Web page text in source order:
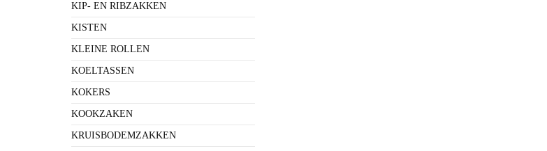
KIP- EN RIBZAKKEN
KISTEN
KLEINE ROLLEN
KOELTASSEN
KOKERS
KOOKZAKEN
KRUISBODEMZAKKEN